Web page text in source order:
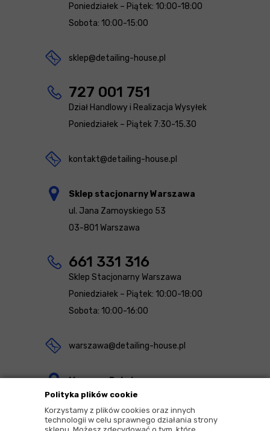
Polityka plików cookie
Korzystamy z plików cookies oraz innych
technologii w celu sprawnego działania strony
Poniedziałek – Piątek: 10:00-18:00
Sobota: 10:00-15:00
sklep@detailing-house.pl
727 001 751
Dział Handlowy i Realizacja Wysyłek
Poniedziałek – Piątek 7:30-15.30
kontakt@detailing-house.pl
Sklep stacjonarny Warszawa
ul. Jana Zamoyskiego 53
03-801 Warszawa
661 331 316
Sklep Stacjonarny Warszawa
Poniedziałek – Piątek: 10:00-18:00
Sobota: 10:00-16:00
warszawa@detailing-house.pl
Magazyn Rekcin
Nomos Sp. z o.o. sp.k.
ul. Agrestowa 1